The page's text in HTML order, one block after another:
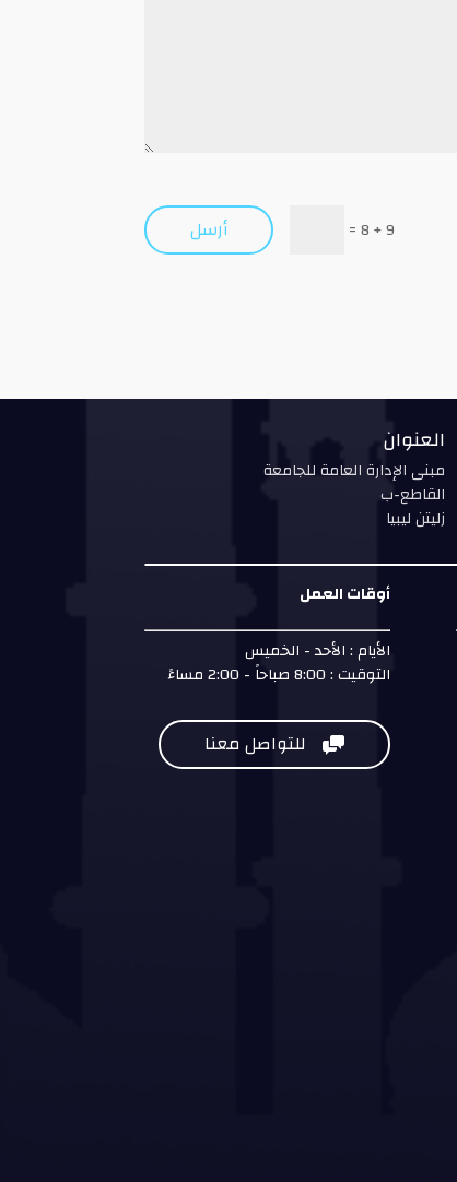
أرسل 9 + 8
=
العنوان
مبنى الإدارة العامة للجامعة
القاطع-ب
زليتن ليبيا
أوقات العمل
الأيام : الأحد - الخميس
التوقيت : 8:00 صباحاً - 2:00 مساءً
 للتواصل معنا